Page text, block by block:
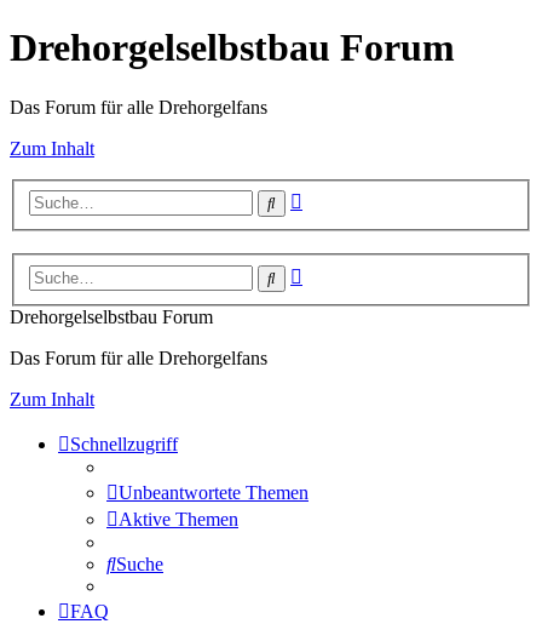
Drehorgelselbstbau Forum
Das Forum für alle Drehorgelfans
Zum Inhalt
Suche
Suche
Drehorgelselbstbau Forum
Das Forum für alle Drehorgelfans
Zum Inhalt
Schnellzugriff
Unbeantwortete Themen
Aktive Themen
Suche
FAQ